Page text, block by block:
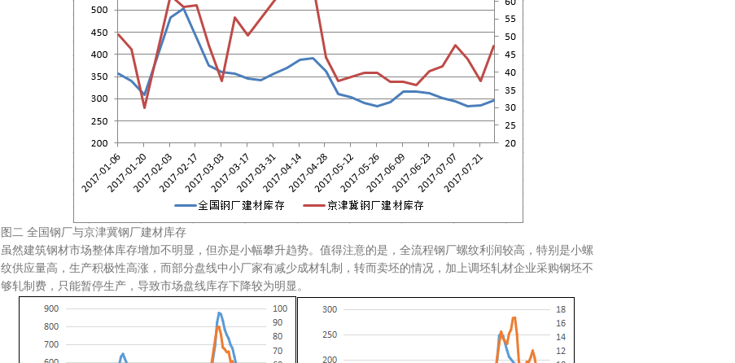
图二 全国钢厂与京津冀钢厂建材库存
虽然建筑钢材市场整体库存增加不明显，但亦是小幅攀升趋势。值得注意的是，全流程钢厂螺纹利润较高，特别是小螺
纹供应量高，生产积极性高涨，而部分盘线中小厂家有减少成材轧制，转而卖坯的情况，加上调坯轧材企业采购钢坯不
够轧制费，只能暂停生产，导致市场盘线库存下降较为明显。